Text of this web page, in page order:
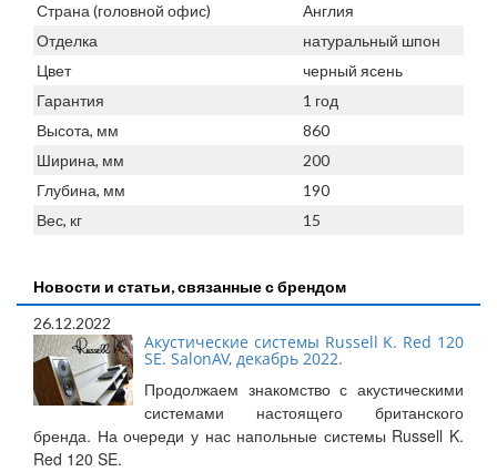
Страна (головной офис)
Англия
Отделка
натуральный шпон
Цвет
черный ясень
Гарантия
1 год
Высота, мм
860
Ширина, мм
200
Глубина, мм
190
Вес, кг
15
Новости и статьи, связанные с брендом
26.12.2022
Акустические системы Russell K. Red 120
SE. SalonAV, декабрь 2022.
Продолжаем знакомство с акустическими
системами настоящего британского
бренда. На очереди у нас напольные системы Russell K.
Red 120 SE.